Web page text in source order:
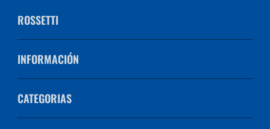
ROSSETTI
INFORMACIÓN
CATEGORIAS